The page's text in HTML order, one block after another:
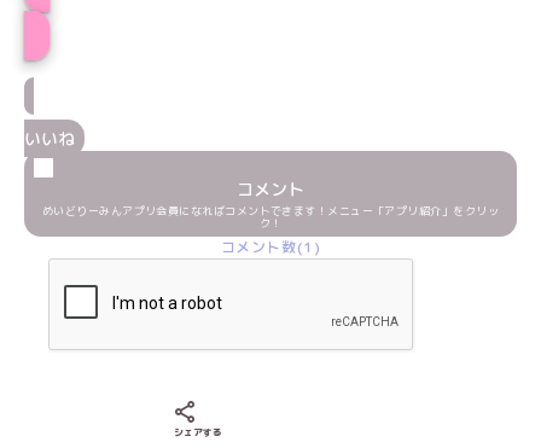
いいね
コメント
めいどりーみんアプリ会員になればコメントできます！メニュー「アプリ紹介」をクリッ
ク！
コメント数(1)
シェアする